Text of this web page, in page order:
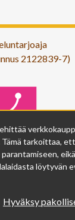
2122839-7)
tarkoittaa,
löytyvän
Hyväksy